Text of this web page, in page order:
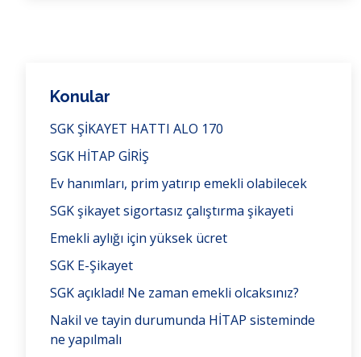
Konular
SGK ŞİKAYET HATTI ALO 170
SGK HİTAP GİRİŞ
Ev hanımları, prim yatırıp emekli olabilecek
SGK şikayet sigortasız çalıştırma şikayeti
Emekli aylığı için yüksek ücret
SGK E-Şikayet
SGK açıkladı! Ne zaman emekli olcaksınız?
Nakil ve tayin durumunda HİTAP sisteminde
ne yapılmalı